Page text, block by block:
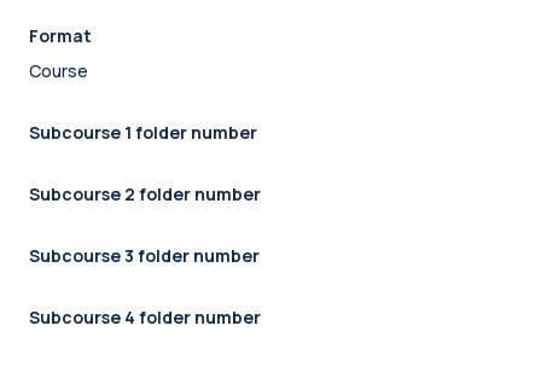
Format
Course
Subcourse 1 folder number
Subcourse 2 folder number
Subcourse 3 folder number
Subcourse 4 folder number